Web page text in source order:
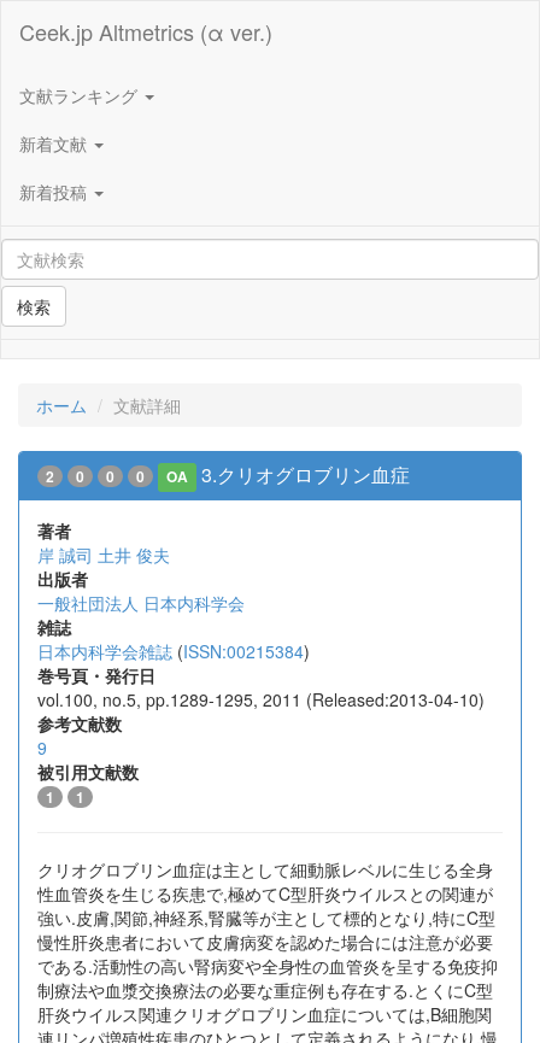
Ceek.jp Altmetrics (α ver.)
文献ランキング
新着文献
新着投稿
検索
ホーム 文献詳細
2 0 0 0 OA 3.クリオグロブリン血症
著者
岸 誠司 土井 俊夫
出版者
一般社団法人 日本内科学会
雑誌
日本内科学会雑誌 (ISSN:00215384)
巻号頁・発行日
vol.100, no.5, pp.1289-1295, 2011 (Released:2013-04-10)
参考文献数
9
被引用文献数
1 1
クリオグロブリン血症は主として細動脈レベルに生じる全身
性血管炎を生じる疾患で,極めてC型肝炎ウイルスとの関連が
強い.皮膚,関節,神経系,腎臓等が主として標的となり,特にC型
慢性肝炎患者において皮膚病変を認めた場合には注意が必要
である.活動性の高い腎病変や全身性の血管炎を呈する免疫抑
制療法や血漿交換療法の必要な重症例も存在する.とくにC型
肝炎ウイルス関連クリオグロブリン血症については,B細胞関
連リンパ増殖性疾患のひとつとして定義されるようになり,慢